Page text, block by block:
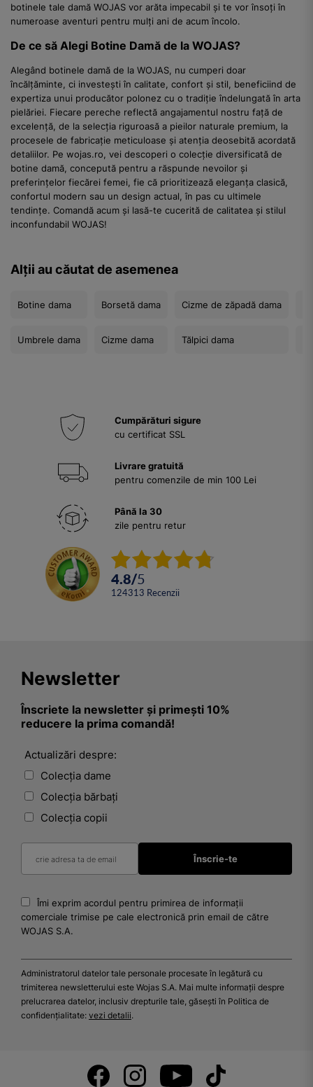
botinele tale damă WOJAS vor arăta impecabil și te vor însoți în
numeroase aventuri pentru mulți ani de acum încolo.
De ce să Alegi Botine Damă de la WOJAS?
Alegând botinele damă de la WOJAS, nu cumperi doar
încălțăminte, ci investești în calitate, confort și stil, beneficiind de
expertiza unui producător polonez cu o tradiție îndelungată în arta
pielăriei. Fiecare pereche reflectă angajamentul nostru față de
excelență, de la selecția riguroasă a pieilor naturale premium, la
procesele de fabricație meticuloase și atenția deosebită acordată
detaliilor. Pe wojas.ro, vei descoperi o colecție diversificată de
botine damă, concepută pentru a răspunde nevoilor și
preferințelor fiecărei femei, fie că prioritizează eleganța clasică,
confortul modern sau un design actual, în pas cu ultimele
tendințe. Comandă acum și lasă-te cucerită de calitatea și stilul
inconfundabil WOJAS!
Alții au căutat de asemenea
Botine dama
Umbrele dama
Borsetă dama
Cizme dama
Cizme de zăpadă dama
Tălpici dama
Cumpărături sigure
cu certificat SSL
Livrare gratuită
pentru comenzile de min 100 Lei
Până la 30
zile pentru retur
4.8/5
124313 Recenzii
Newsletter
Înscriete la newsletter și primești 10%
reducere la prima comandă!
Actualizări despre:
Colecția dame
Colecția bărbați
Colecția copii
Îmi exprim acordul pentru primirea de informații
comerciale trimise pe cale electronică prin email de către
WOJAS S.A.
Administratorul datelor tale personale procesate în legătură cu
trimiterea newsletterului este Wojas S.A. Mai multe informații despre
prelucrarea datelor, inclusiv drepturile tale, găsești în Politica de
confidențialitate: vezi detalii.